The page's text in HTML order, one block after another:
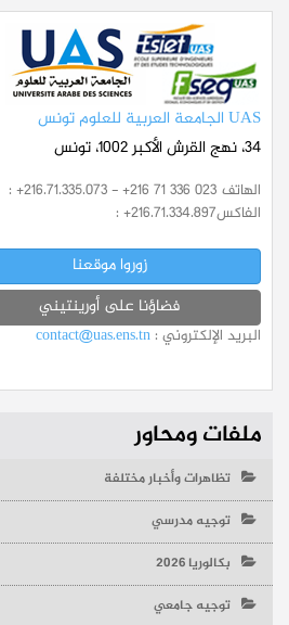
UAS الجامعة العربية للعلوم تونس
34، نهج القرش الأكبر 1002، تونس
الهاتف : +216.71.335.073 - +216 71 336 023
الفاكس: +216.71.334.897
زوروا موقعنا
فضاؤنا على أورينتيني
البريد الإلكتروني : contact@uas.ens.tn
ملفات ومحاور
تظاهرات وأخبار مختلفة
توجيه مدرسي
بكالوريا 2026
توجيه جامعي